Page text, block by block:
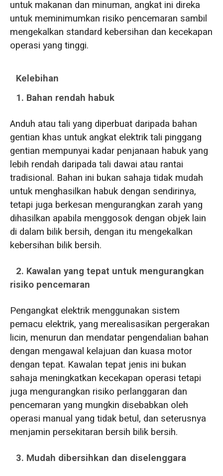
untuk makanan dan minuman, angkat ini direka
untuk meminimumkan risiko pencemaran sambil
mengekalkan standard kebersihan dan kecekapan
operasi yang tinggi.
Kelebihan
1. Bahan rendah habuk
Anduh atau tali yang diperbuat daripada bahan
gentian khas untuk angkat elektrik tali pinggang
gentian mempunyai kadar penjanaan habuk yang
lebih rendah daripada tali dawai atau rantai
tradisional. Bahan ini bukan sahaja tidak mudah
untuk menghasilkan habuk dengan sendirinya,
tetapi juga berkesan mengurangkan zarah yang
dihasilkan apabila menggosok dengan objek lain
di dalam bilik bersih, dengan itu mengekalkan
kebersihan bilik bersih.
2. Kawalan yang tepat untuk mengurangkan
risiko pencemaran
Pengangkat elektrik menggunakan sistem
pemacu elektrik, yang merealisasikan pergerakan
licin, menurun dan mendatar pengendalian bahan
dengan mengawal kelajuan dan kuasa motor
dengan tepat. Kawalan tepat jenis ini bukan
sahaja meningkatkan kecekapan operasi tetapi
juga mengurangkan risiko perlanggaran dan
pencemaran yang mungkin disebabkan oleh
operasi manual yang tidak betul, dan seterusnya
menjamin persekitaran bersih bilik bersih.
3. Mudah dibersihkan dan diselenggara